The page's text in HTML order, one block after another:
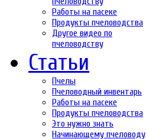
Работы на пасеке
Продукты пчеловодства
Другое видео по
пчеловодству
Статьи
Пчелы
Пчеловодный инвентарь
Работы на пасеке
Продукты пчеловодства
Это нужно знать
Начинающему пчеловоду